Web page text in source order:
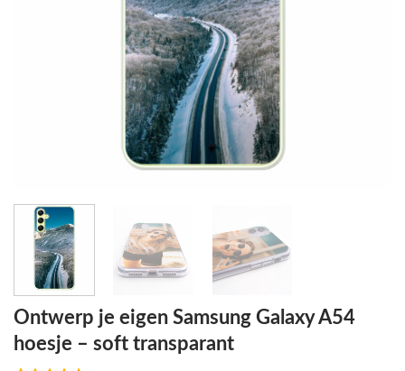
Ontwerp je eigen Samsung Galaxy A54
hoesje – soft transparant